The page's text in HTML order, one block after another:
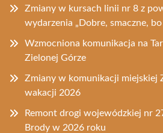
Zmiany w kursach linii nr 8 z
wydarzenia „Dobre, smaczne,
Wzmocniona komunikacja na
Zielonej Górze
Zmiany w komunikacji miejskiej
wakacji 2026
Remont drogi wojewódzkiej nr
Brody w 2026 roku